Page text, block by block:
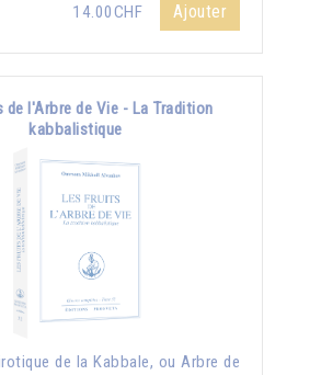
14.00CHF Ajouter
de l'Arbre de Vie - La Tradition
kabbalistique
de la Kabbale, ou Arbre de